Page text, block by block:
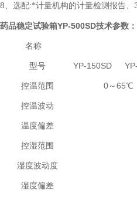
8、选配:*计量机构的计量检测报告、
药品稳定试验箱YP-500SD技术参数：
名称
型号 YP-150SD
控温范围 0～65℃
控温波动
温度偏差
控湿范围
湿度波动度
湿度偏差